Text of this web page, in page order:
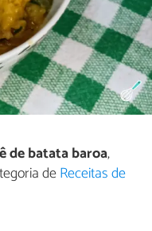
de batata baroa,
deReceitas de